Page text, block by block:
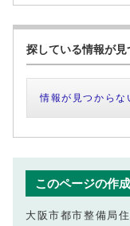
探している情報が見
情報が見つからな
このページの作
大阪市都市整備局